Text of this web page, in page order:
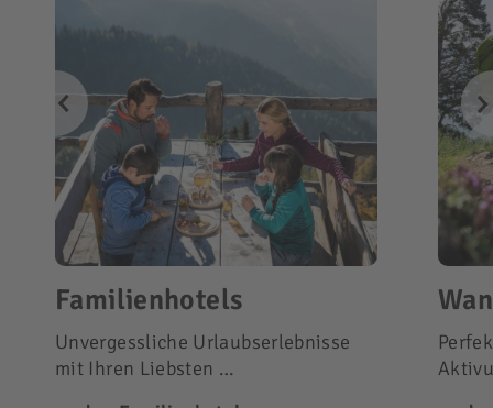
Familienhotels
Unvergessliche Urlaubserlebnisse
mit Ihren Liebsten …